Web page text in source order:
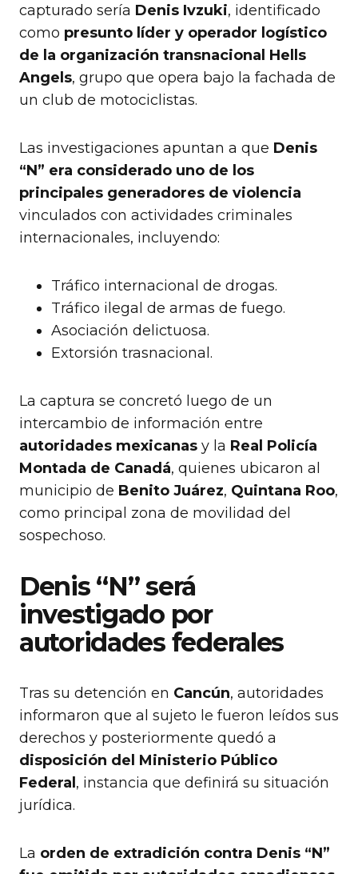
capturado sería Denis Ivzuki, identificado
como presunto líder y operador logístico
de la organización transnacional Hells
Angels, grupo que opera bajo la fachada de
un club de motociclistas.
Las investigaciones apuntan a que Denis
“N” era considerado uno de los
principales generadores de violencia
vinculados con actividades criminales
internacionales, incluyendo:
Tráfico internacional de drogas.
Tráfico ilegal de armas de fuego.
Asociación delictuosa.
Extorsión trasnacional.
La captura se concretó luego de un
intercambio de información entre
autoridades mexicanas y la Real Policía
Montada de Canadá, quienes ubicaron al
municipio de Benito Juárez, Quintana Roo,
como principal zona de movilidad del
sospechoso.
Denis “N” será
investigado por
autoridades federales
Tras su detención en Cancún, autoridades
informaron que al sujeto le fueron leídos sus
derechos y posteriormente quedó a
disposición del Ministerio Público
Federal , instancia que definirá su situación
jurídica.
La orden de extradición contra Denis “N”